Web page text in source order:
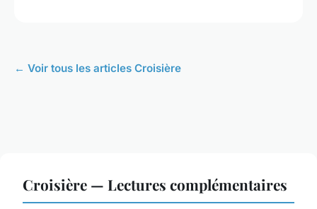
← Voir tous les articles Croisière
Croisière — Lectures complémentaires